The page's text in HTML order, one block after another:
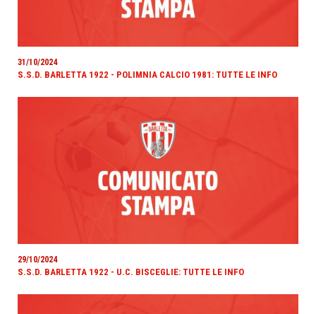
31/10/2024
S.S.D. BARLETTA 1922 - POLIMNIA CALCIO 1981: TUTTE LE INFO
29/10/2024
S.S.D. BARLETTA 1922 - U.C. BISCEGLIE: TUTTE LE INFO